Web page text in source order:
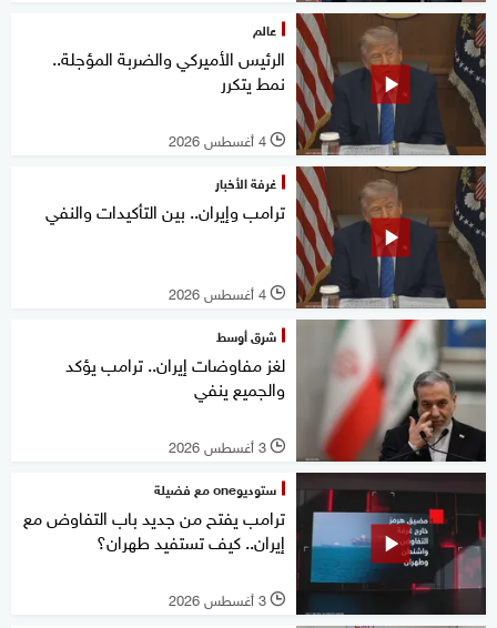
عالم
الرئيس الأميركي والضربة المؤجلة..
نمط يتكرر
l 4 أغسطس 2026
غرفة الأخبار
ترامب وإيران.. بين التأكيدات والنفي
l 4 أغسطس 2026
شرق أوسط
لغز مفاوضات إيران.. ترامب يؤكد
والجميع ينفي
l 3 أغسطس 2026
ستوديوone مع فضيلة
ترامب يفتح من جديد باب التفاوض مع
إيران.. كيف تستفيد طهران؟
l 3 أغسطس 2026